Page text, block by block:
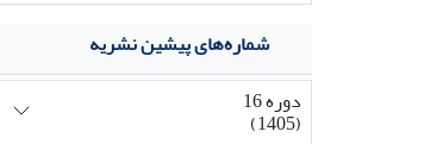
شماره‌های پیشین نشریه
دوره 16
(1405)